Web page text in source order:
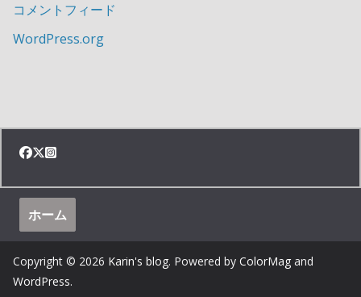
コメントフィード
WordPress.org
ホーム
Copyright © 2026 Karin's blog. Powered by ColorMag and
WordPress.